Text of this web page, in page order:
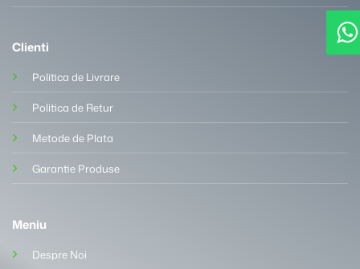
Clienti
Politica de Livrare
Politica de Retur
Metode de Plata
Garantie Produse
Meniu
Despre Noi